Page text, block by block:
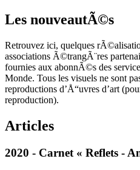
Les nouveautÃ©s
Retrouvez ici, quelques
associations Ã©trangÃ¨res
fournies aux abonnÃ©s des
Monde. Tous les visuels ne sont
reproductions d’Å“uvres d’art
reproduction).
Articles
2020 - Carnet « Reflets -